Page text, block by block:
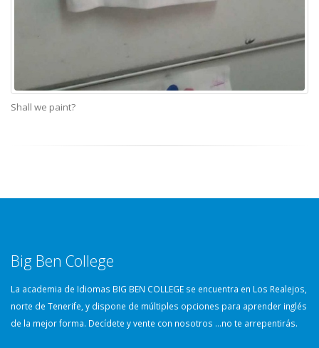
Shall we paint?
Big Ben College
La academia de Idiomas BIG BEN COLLEGE se encuentra en Los Realejos,
norte de Tenerife, y dispone de múltiples opciones para aprender inglés
de la mejor forma. Decídete y vente con nosotros …no te arrepentirás.